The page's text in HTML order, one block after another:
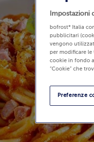
Impostazioni
bofrost* Italia
pubblicitari
vengono
per modificare le
cookie in fondo
“Cookie” che
Preferenze